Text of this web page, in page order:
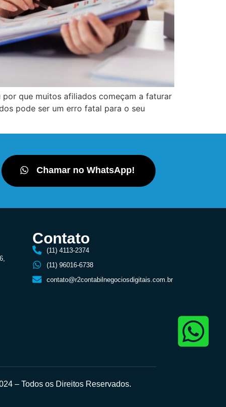
que muitos afiliados começam a faturar
pode ser um erro fatal para o seu
Chamar no WhatsApp!
Contato
(11) 4113-2374
(11) 96016-6738
contato@r2contabilnegociosdigitais.com.br
– Todos os Direitos Reservados.